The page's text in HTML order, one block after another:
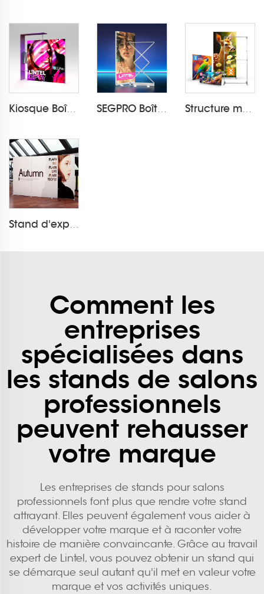
Kiosque Boîte Lumineuse SEGPRO pour le Retail SEGPRO Boîte Lumineuse Rechargeable et Rétractable LT-ALF85ZC Structure modulaire en tissu pliable Flextile
Stand d'exposition modulaire en tissu pliable Flextile
Comment les
entreprises
spécialisées dans
les stands de salons
professionnels
peuvent rehausser
votre marque
Les entreprises de stands pour salons
professionnels font plus que rendre votre stand
attrayant. Elles peuvent également vous aider à
développer votre marque et à raconter votre
histoire de manière convaincante. Grâce au travail
expert de Lintel, vous pouvez obtenir un stand qui
se démarque seul autant qu'il met en valeur votre
marque et vos activités uniques.